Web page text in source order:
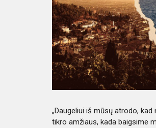
„Daugeliui iš mūsų atrodo,
tikro amžiaus, kada baigsime